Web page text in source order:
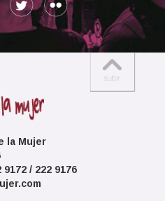
la Mujer
/ 222 9176